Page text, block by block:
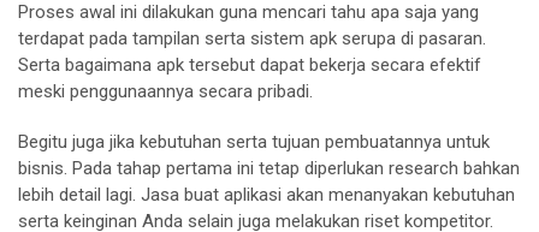
Proses awal ini dilakukan guna mencari tahu apa saja yang
terdapat pada tampilan serta sistem apk serupa di pasaran.
Serta bagaimana apk tersebut dapat bekerja secara efektif
meski penggunaannya secara pribadi.
Begitu juga jika kebutuhan serta tujuan pembuatannya untuk
bisnis. Pada tahap pertama ini tetap diperlukan research bahkan
lebih detail lagi. Jasa buat aplikasi akan menanyakan kebutuhan
serta keinginan Anda selain juga melakukan riset kompetitor.